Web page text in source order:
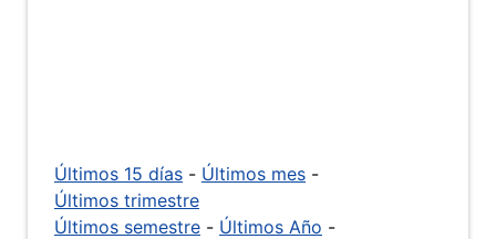
Últimos 15 días - Últimos mes -
Últimos trimestre
Últimos semestre - Últimos Año -